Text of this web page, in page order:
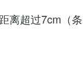
离超过7cm（条